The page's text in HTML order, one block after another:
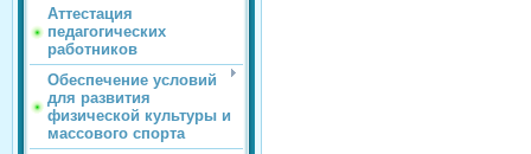
Аттестация
педагогических
работников
Обеспечение условий
для развития
физической культуры и
массового спорта